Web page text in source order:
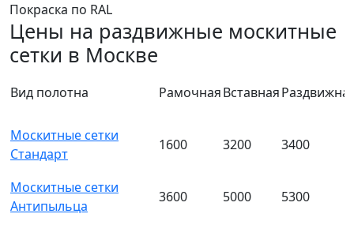
Покраска по RAL
Цены на раздвижные москитные
сетки в Москве
Вид полотна РамочнаяВставная
Москитные сетки
Стандарт
1600 3200 3400
Москитные сетки
Антипыльца
3600 5000 5300